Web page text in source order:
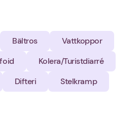
Bältros
Vattkoppor
Kolera/Turistdiarré
Difteri
Stelkramp